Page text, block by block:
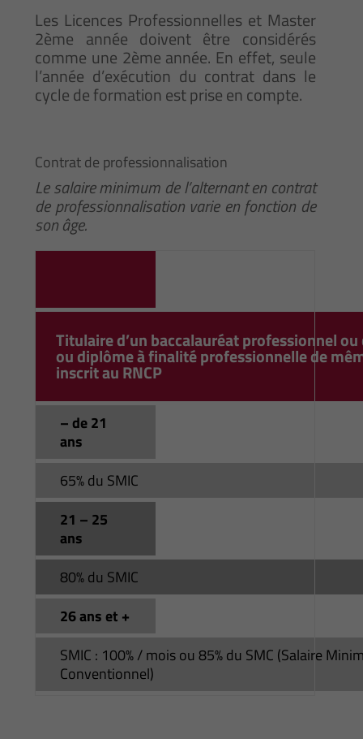
Les Licences Professionnelles et Master
2ème année doivent être considérés
comme une 2ème année. En effet, seule
l’année d’exécution du contrat dans le
cycle de formation est prise en compte.
Contrat de professionnalisation
Le salaire minimum de l’alternant en contrat
de professionnalisation varie en fonction de
son âge.
Titulaire d’un baccalauréat professionnel ou
ou diplôme à finalité professionnelle de
inscrit au RNCP
– de 21
ans
65% du SMIC
21 – 25
ans
80% du SMIC
26 ans et +
SMIC : 100% / mois ou 85% du SMC (Salaire
Conventionnel)